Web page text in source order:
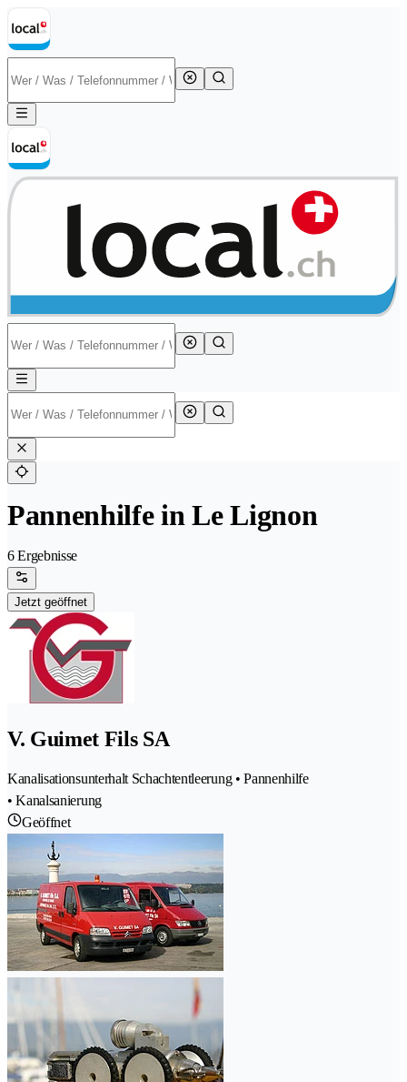
Pannenhilfe in Le Lignon
6 Ergebnisse
Jetzt geöffnet
V. Guimet Fils SA
Kanalisationsunterhalt Schachtentleerung • Pannenhilfe
• Kanalsanierung
Geöffnet